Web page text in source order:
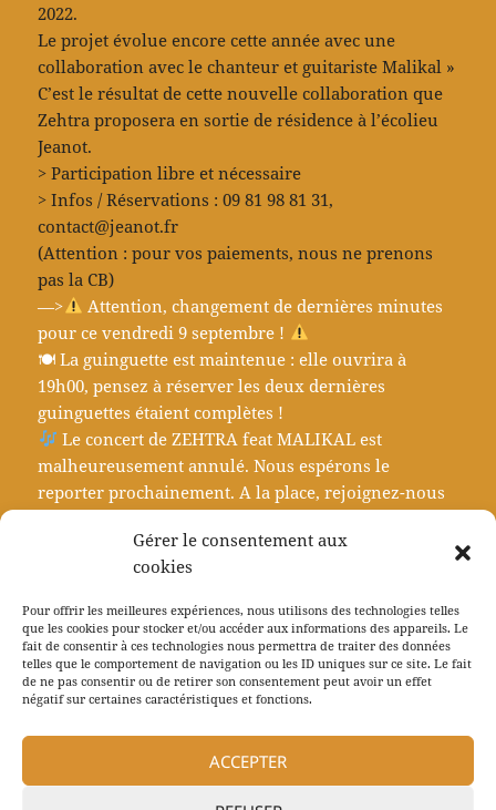
Gérer le consentement aux
cookies
Pour offrir les meilleures expériences, nous utilisons des technologies telles
que les cookies pour stocker et/ou accéder aux informations des appareils. Le
fait de consentir à ces technologies nous permettra de traiter des données
telles que le comportement de navigation ou les ID uniques sur ce site. Le fait
de ne pas consentir ou de retirer son consentement peut avoir un effet
négatif sur certaines caractéristiques et fonctions.
ACCEPTER
2022.
Le projet évolue encore cette année avec une
collaboration avec le chanteur et guitariste Malikal »
C’est le résultat de cette nouvelle collaboration que
Zehtra proposera en sortie de résidence à l’écolieu
Jeanot.
> Participation libre et nécessaire
> Infos / Réservations : 09 81 98 81 31,
contact@jeanot.fr
(Attention : pour vos paiements, nous ne prenons
pas la CB)
—>
Attention, changement de dernières minutes
pour ce vendredi 9 septembre !
🍽 La guinguette est maintenue : elle ouvrira à
19h00, pensez à réserver les deux dernières
guinguettes étaient complètes !
Le concert de ZEHTRA feat MALIKAL est
malheureusement annulé. Nous espérons le
reporter prochainement. A la place, rejoignez-nous
Navigation
l’article
PRÉCÉDENT
Article
précédent :
L’Antenne Libre de l’association Hapchot
Radio